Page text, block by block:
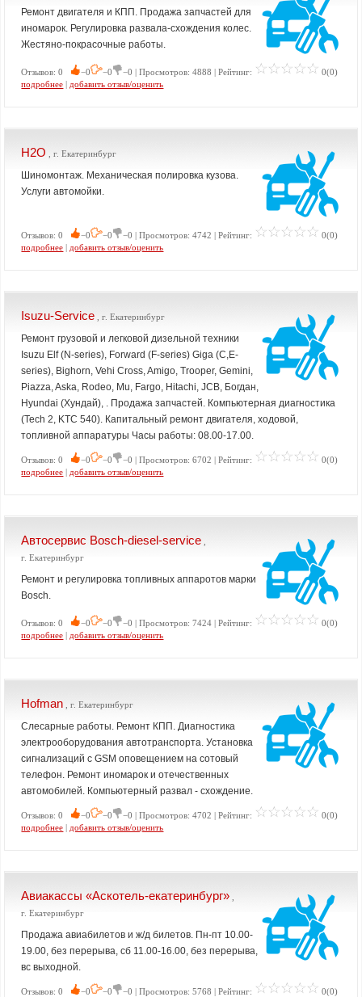
Ремонт двигателя и КПП. Продажа запчастей для
иномарок. Регулировка развала-схождения колес.
Жестяно-покрасочные работы.
Отзывов: 0 −0 −0 −0 | Просмотров: 4888 | Рейтинг:
0(0)
подробнее | добавить отзыв/оценить
H2O , г. Екатеринбург
Шиномонтаж. Механическая полировка кузова.
Услуги автомойки.
Отзывов: 0 −0 −0 −0 | Просмотров: 4742 | Рейтинг:
0(0)
подробнее | добавить отзыв/оценить
Isuzu-Service , г. Екатеринбург
Ремонт грузовой и легковой дизельной техники
Isuzu Elf (N-series), Forward (F-series) Giga (C,E-
series), Bighorn, Vehi Cross, Amigo, Trooper, Gemini,
Piazza, Aska, Rodeo, Mu, Fargo, Hitachi, JCB, Богдан,
Hyundai (Хундай), . Продажа запчастей. Компьютерная диагностика
(Tech 2, KTC 540). Капитальный ремонт двигателя, ходовой,
топливной аппаратуры Часы работы: 08.00-17.00.
Отзывов: 0 −0 −0 −0 | Просмотров: 6702 | Рейтинг:
0(0)
подробнее | добавить отзыв/оценить
Автосервис Bosch-diesel-service
г. Екатеринбург
Ремонт и регулировка топливных аппаротов марки
Bosch.
Отзывов: 0 −0 −0 −0 | Просмотров: 7424 | Рейтинг:
0(0)
подробнее | добавить отзыв/оценить
Hofman , г. Екатеринбург
Слесарные работы. Ремонт КПП. Диагностика
электрооборудования автотранспорта. Установка
сигнализаций с GSM оповещением на сотовый
телефон. Ремонт иномарок и отечественных
автомобилей. Компьютерный развал - схождение.
Отзывов: 0 −0 −0 −0 | Просмотров: 4702 | Рейтинг:
0(0)
подробнее | добавить отзыв/оценить
Авиакассы «Аскотель-екатеринбург»
г. Екатеринбург
Продажа авиабилетов и ж/д билетов. Пн-пт 10.00-
19.00, без перерыва, сб 11.00-16.00, без перерыва,
вс выходной.
Отзывов: 0 −0 −0 −0 | Просмотров: 5768 | Рейтинг:
0(0)